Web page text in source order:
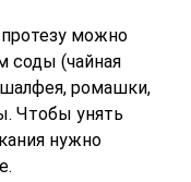
можно
соды (чайная
ромашки,
Чтобы унять
нужно